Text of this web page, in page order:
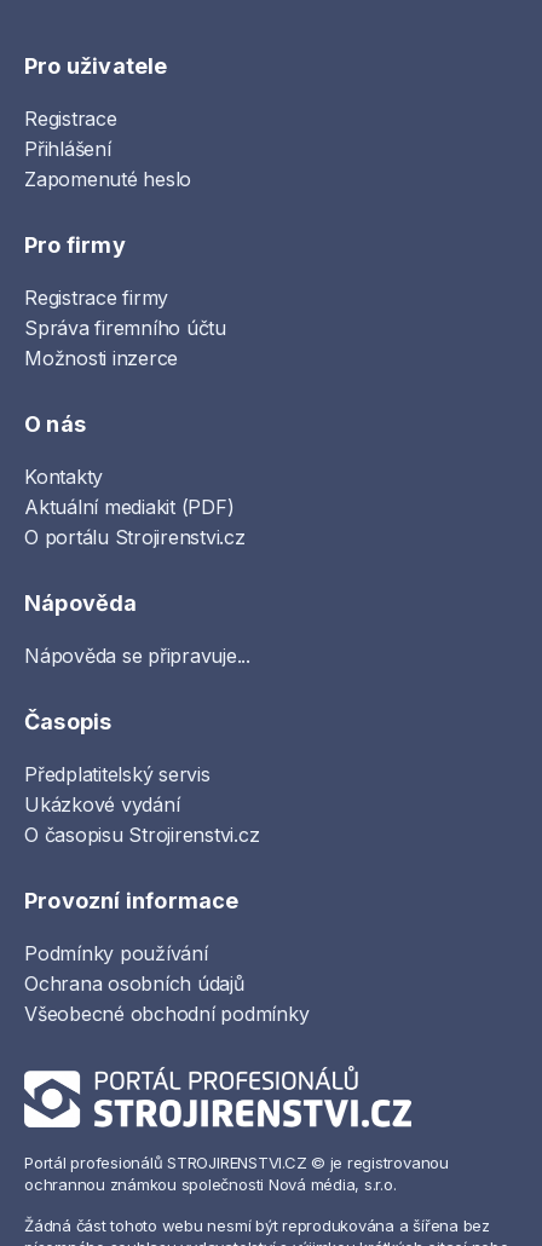
Pro uživatele
Registrace
Přihlášení
Zapomenuté heslo
Pro firmy
Registrace firmy
Správa firemního účtu
Možnosti inzerce
O nás
Kontakty
Aktuální mediakit (PDF)
O portálu Strojirenstvi.cz
Nápověda
Nápověda se připravuje...
Časopis
Předplatitelský servis
Ukázkové vydání
O časopisu Strojirenstvi.cz
Provozní informace
Podmínky používání
Ochrana osobních údajů
Všeobecné obchodní podmínky
Portál profesionálů STROJIRENSTVI.CZ © je registrovanou
ochrannou známkou společnosti Nová média, s.r.o.
Žádná část tohoto webu nesmí být reprodukována a šířena bez